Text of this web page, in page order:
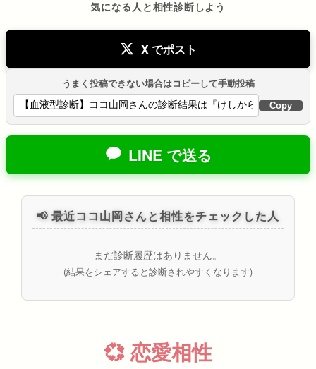
気になる人と相性診断しよう
X でポスト
うまく投稿できない場合はコピーして手動投稿
Copy
LINE で送る
📢 最近ココ山岡さんと相性をチェックした人
まだ診断履歴はありません。
(結果をシェアすると診断されやすくなります)
💞 恋愛相性